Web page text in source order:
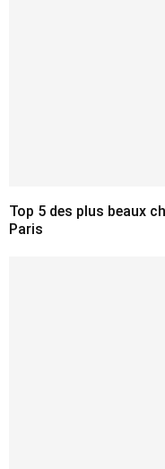
Top 5 des plus beaux
Paris